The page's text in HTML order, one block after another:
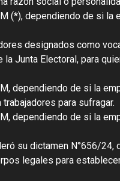
(*), dependiendo de si la
designados como
Junta Electoral, para
dependiendo de si la
para sufragar.
dependiendo de si la
su dictamen N°656/24,
legales para